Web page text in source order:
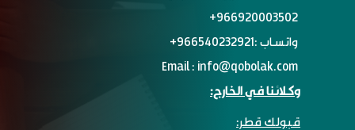
966920003502+‬
واتساب :966540232921+ ‬
Email : info@qobolak.com
وكلائنا في الخارج:
قبولك قطر: